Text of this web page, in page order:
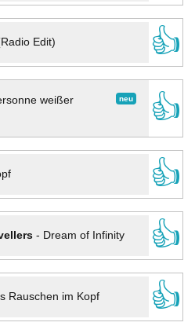
Edit)
👍
neu
weißer
👍
👍
- Dream of Infinity
👍
Rauschen im Kopf
👍